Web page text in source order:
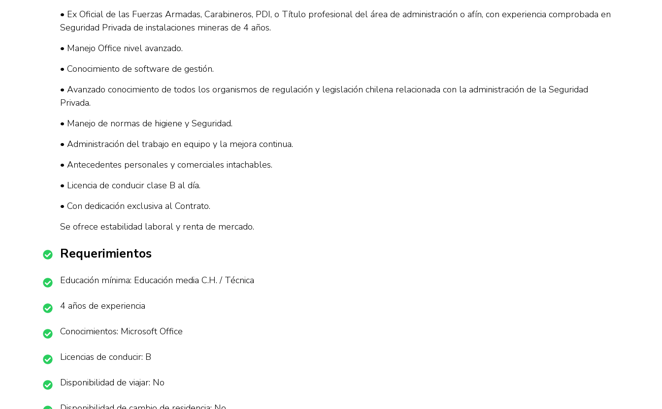
• Ex Oficial de las Fuerzas Armadas, Carabineros, PDI, o Título profesional del área de administración o afín, con experiencia comprobada en
Seguridad Privada de instalaciones mineras de 4 años.
• Manejo Office nivel avanzado.
• Conocimiento de software de gestión.
• Avanzado conocimiento de todos los organismos de regulación y legislación chilena relacionada con la administración de la Seguridad
Privada.
• Manejo de normas de higiene y Seguridad.
• Administración del trabajo en equipo y la mejora continua.
• Antecedentes personales y comerciales intachables.
• Licencia de conducir clase B al día.
• Con dedicación exclusiva al Contrato.
Se ofrece estabilidad laboral y renta de mercado.
Requerimientos
Educación mínima: Educación media C.H. / Técnica
4 años de experiencia
Conocimientos: Microsoft Office
Licencias de conducir: B
Disponibilidad de viajar: No